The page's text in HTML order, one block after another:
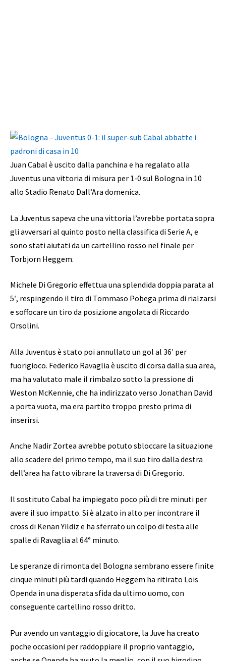
Juan Cabal è uscito dalla panchina e ha regalato alla
Juventus una vittoria di misura per 1-0 sul Bologna in 10
allo Stadio Renato Dall’Ara domenica.
La Juventus sapeva che una vittoria l’avrebbe portata sopra
gli avversari al quinto posto nella classifica di Serie A, e
sono stati aiutati da un cartellino rosso nel finale per
Torbjorn Heggem.
Michele Di Gregorio effettua una splendida doppia parata al
5′, respingendo il tiro di Tommaso Pobega prima di rialzarsi
e soffocare un tiro da posizione angolata di Riccardo
Orsolini.
Alla Juventus è stato poi annullato un gol al 36′ per
fuorigioco. Federico Ravaglia è uscito di corsa dalla sua area,
ma ha valutato male il rimbalzo sotto la pressione di
Weston McKennie, che ha indirizzato verso Jonathan David
a porta vuota, ma era partito troppo presto prima di
inserirsi.
Anche Nadir Zortea avrebbe potuto sbloccare la situazione
allo scadere del primo tempo, ma il suo tiro dalla destra
dell’area ha fatto vibrare la traversa di Di Gregorio.
Il sostituto Cabal ha impiegato poco più di tre minuti per
avere il suo impatto. Si è alzato in alto per incontrare il
cross di Kenan Yildiz e ha sferrato un colpo di testa alle
spalle di Ravaglia al 64° minuto.
Le speranze di rimonta del Bologna sembrano essere finite
cinque minuti più tardi quando Heggem ha ritirato Lois
Openda in una disperata sfida da ultimo uomo, con
conseguente cartellino rosso dritto.
Pur avendo un vantaggio di giocatore, la Juve ha creato
poche occasioni per raddoppiare il proprio vantaggio,